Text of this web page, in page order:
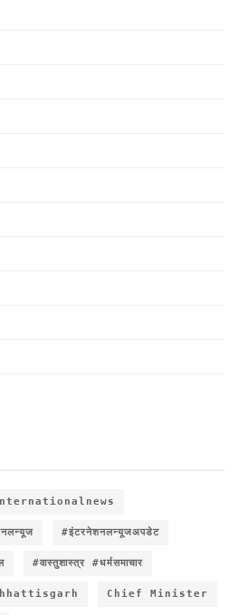
#इंटरनेशनलन्यूजअपडेट
#वास्तुशास्त्र #धर्मसमाचार
Chief Minister